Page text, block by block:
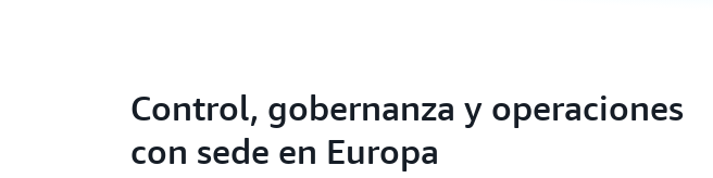
Control, gobernanza y operaciones
con sede en Europa